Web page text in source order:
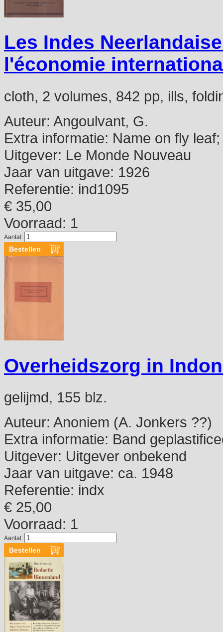
Les Indes
l'économie
cloth, 2 volumes, 842 pp, ills,
Auteur: Angoulvant, G.
Extra informatie: Name on fly
Uitgever: Le Monde Nouveau
Jaar van uitgave: 1926
Referentie: ind1095
€ 35,00
Voorraad: 1
Aantal:
Overheidszorg in
gelijmd, 155 blz.
Auteur: Anoniem (A. Jonkers ??)
Extra informatie: Band
Uitgever: Uitgever onbekend
Jaar van uitgave: ca. 1948
Referentie: indx
€ 25,00
Voorraad: 1
Aantal: